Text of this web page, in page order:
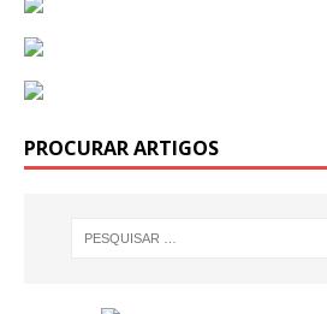
PROCURAR ARTIGOS